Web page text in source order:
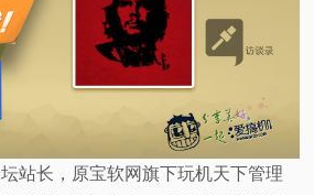
站长，原宝软网旗下玩机天下管理